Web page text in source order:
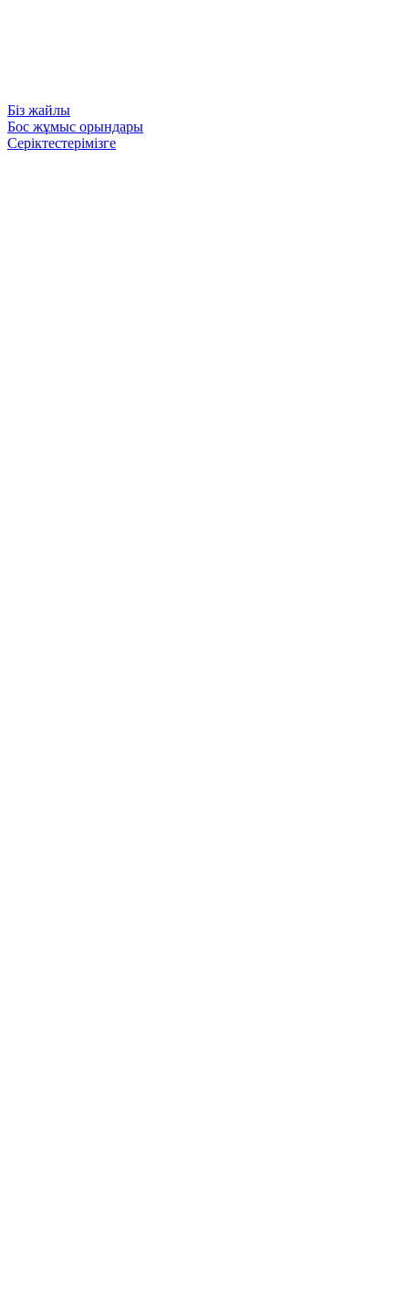
Біз жайлы
Бос жұмыс орындары
Серіктестерімізге